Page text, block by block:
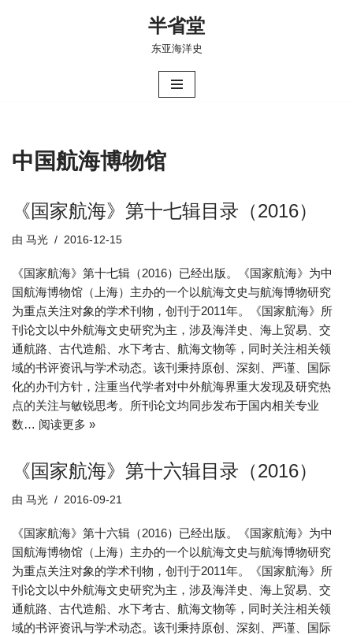
半省堂
东亚海洋史
中国航海博物馆
《国家航海》第十七辑目录（2016）
由 马光 2016-12-15
《国家航海》第十七辑（2016）已经出版。《国家航海》为中
国航海博物馆（上海）主办的一个以航海文史与航海博物研究
为重点关注对象的学术刊物，创刊于2011年。《国家航海》所
刊论文以中外航海文史研究为主，涉及海洋史、海上贸易、交
通航路、古代造船、水下考古、航海文物等，同时关注相关领
域的书评资讯与学术动态。该刊秉持原创、深刻、严谨、国际
化的办刊方针，注重当代学者对中外航海界重大发现及研究热
点的关注与敏锐思考。所刊论文均同步发布于国内相关专业
数… 阅读更多 »
《国家航海》第十六辑目录（2016）
由 马光 2016-09-21
《国家航海》第十六辑（2016）已经出版。《国家航海》为中
国航海博物馆（上海）主办的一个以航海文史与航海博物研究
为重点关注对象的学术刊物，创刊于2011年。《国家航海》所
刊论文以中外航海文史研究为主，涉及海洋史、海上贸易、交
通航路、古代造船、水下考古、航海文物等，同时关注相关领
域的书评资讯与学术动态。该刊秉持原创、深刻、严谨、国际